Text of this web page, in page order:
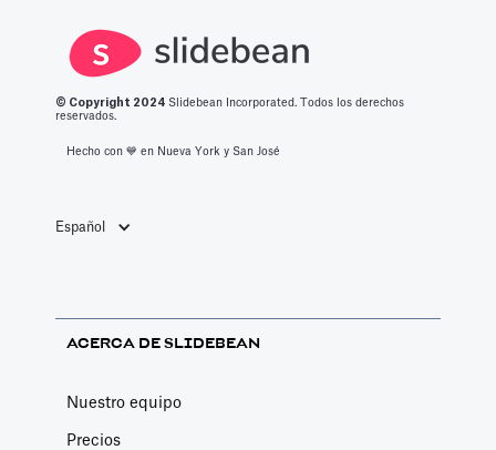
© Copyright 2 024 Slidebean Incorporated. Todos los derechos
reservados.
Hecho con 💙️ en Nueva York y San José
Español
ACERCA DE SLIDEBEAN
Nuestro equipo
Precios